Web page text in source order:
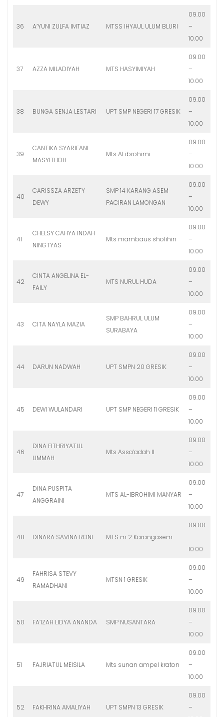
36 A’YUNI ZULFA IMTIAZ MTSS IHYAUL ULUM BLURI
09.00
–
10.00
37 AZZA MILADIYAH MTS HASYIMIYAH
09.00
–
10.00
38 BUNGA SENJA LESTARI UPT SMP NEGERI 17 GRESIK
09.00
–
10.00
39
CANTIKA SYARIFANI
MASYITHOH
Mts Al ibrohimi
09.00
–
10.00
40
CARISSZA ARZETY
DEWY
SMP 14 KARANG ASEM
PACIRAN LAMONGAN
09.00
–
10.00
41
CHELSY CAHYA INDAH
NINGTYAS
Mts mambaus sholihin
09.00
–
10.00
42
CINTA ANGELINA EL-
FAILY
MTS NURUL HUDA
09.00
–
10.00
43 CITA NAYLA MAZIA
SMP BAHRUL ULUM
SURABAYA
09.00
–
10.00
44 DARUN NADWAH UPT SMPN 20 GRESIK
09.00
–
10.00
45 DEWI WULANDARI UPT SMP NEGERI 11 GRESIK
09.00
–
10.00
46
DINA FITHRIYATUL
UMMAH
Mts Assa’adah II
09.00
–
10.00
47
DINA PUSPITA
ANGGRAINI
MTS AL-IBROHIMI MANYAR
09.00
–
10.00
48 DINARA SAVINA RONI MTS m 2 Karangasem
09.00
–
10.00
49
FAHRISA STEVY
RAMADHANI
MTSN 1 GRESIK
09.00
–
10.00
50 FA’IZAH LIDYA ANANDA SMP NUSANTARA
09.00
–
10.00
51 FAJRIATUL MEISILA Mts sunan ampel kraton
09.00
–
10.00
52 FAKHRINA AMALIYAH UPT SMPN 13 GRESIK
09.00
–